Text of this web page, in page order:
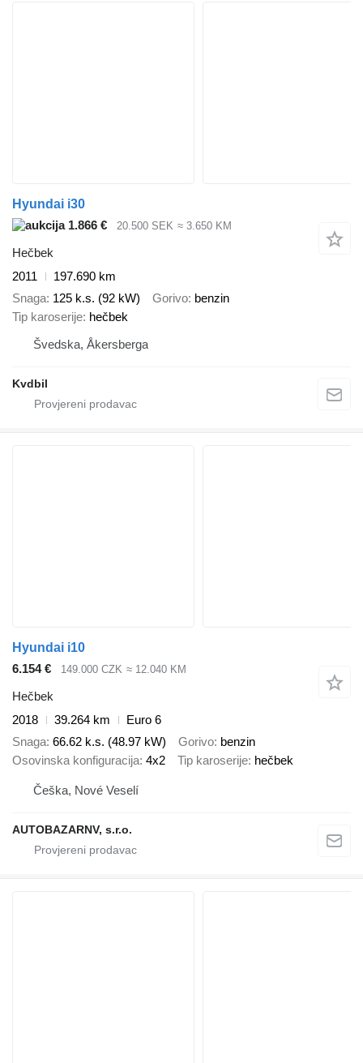
Hyundai i30
1.866 €
20.500 SEK ≈ 3.650 KM
Hečbek
2011
197.690 km
Snaga 125 k.s. (92 kW) Gorivo benzin
Tip karoserije hečbek
Švedska, Åkersberga
Kvdbil
Hyundai i10
6.154 €
149.000 CZK ≈ 12.040 KM
Hečbek
2018
39.264 km
Euro 6
Snaga 66.62 k.s. (48.97 kW) Gorivo benzin
Osovinska konfiguracija 4x2 Tip karoserije hečbek
Češka, Nové Veselí
AUTOBAZARNV, s.r.o.